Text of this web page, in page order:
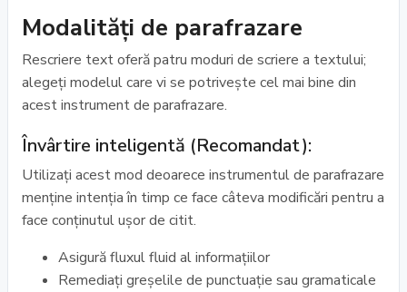
Modalități de parafrazare
Rescriere text oferă patru moduri de scriere a textului;
alegeți modelul care vi se potrivește cel mai bine din
acest instrument de parafrazare.
Învârtire inteligentă (Recomandat):
Utilizați acest mod deoarece instrumentul de parafrazare
menține intenția în timp ce face câteva modificări pentru a
face conținutul ușor de citit.
Asigură fluxul fluid al informațiilor
Remediați greșelile de punctuație sau gramaticale